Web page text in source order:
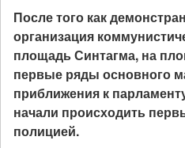
После того как
организация
площадь Синтагма, на
первые ряды основного
приближения к
начали происходить
полицией.